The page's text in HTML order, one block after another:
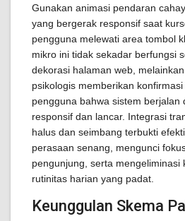
Gunakan animasi pendaran
yang bergerak responsif saat
pengguna melewati area tombol
mikro ini tidak sekadar berfungsi
dekorasi halaman web,
psikologis memberikan
pengguna bahwa sistem berjalan
responsif dan lancar. Integrasi
halus dan seimbang terbukti
perasaan senang, mengunci
pengunjung, serta mengeliminasi
rutinitas harian yang padat.
Keunggulan Skema